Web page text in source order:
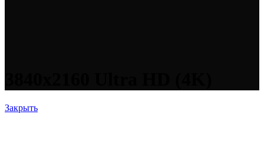
Закрыть